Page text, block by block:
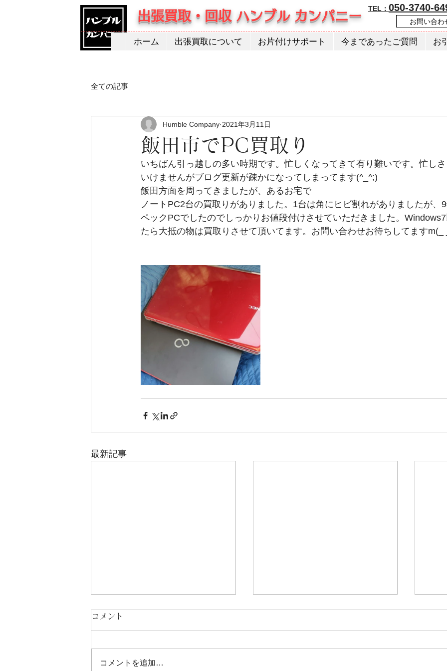
出張買取・回収 ハンブル カンパニー
TEL： 050-3740-
お問い合わ
ホーム 出張買取について お片付けサポート 今まであったご質問 お
全ての記事
飯田市でPC買取り
Humble Company 2021年3月11日
いちばん引っ越しの多い時期です。忙しくなってきて有り難いです。忙し
いけませんがブログ更新が疎かになってしまってます(^_^;)
飯田方面を周ってきましたが、あるお宅で
ノートPC2台の買取りがありました。1台は角にヒビ割れがありましたが、
ペックPCでしたのでしっかりお値段付けさせていただきました。
たら大抵の物は買取りさせて頂いてます。お問い合わせお待ちしてますm(_
最新記事
コメント
コメントを追加…